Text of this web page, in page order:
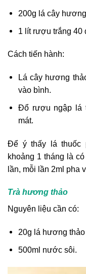
200g lá cây
1 lít rượu trắng 40
Cách tiến hành:
Lá cây hương
vào bình.
Đổ rượu ngập lá
mát.
Để ý thấy lá thuốc
khoảng 1 tháng là
lần, mỗi lần 2ml pha
Trà hương thảo
Nguyên liệu cần có:
20g lá hương thảo
500ml nước sôi.